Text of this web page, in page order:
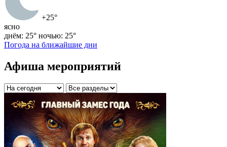
+25°
ясно
днём: 25° ночью: 25°
Погода на ближайшие дни
Афиша мероприятий